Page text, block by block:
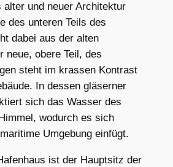
alter und neuer Architektur
des unteren Teils des
dabei aus der alten
neue, obere Teil, des
steht im krassen Kontrast
In dessen gläserner
sich das Wasser des
wodurch es sich
Umgebung einfügt.
ist der Hauptsitz der